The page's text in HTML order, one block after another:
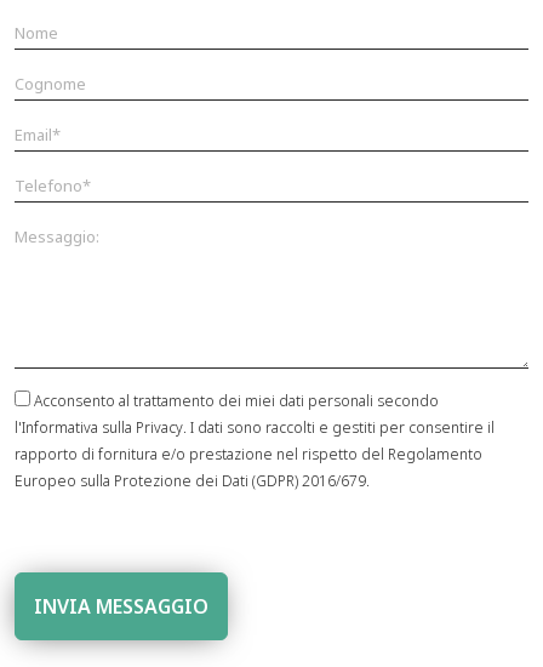
Acconsento al trattamento dei miei dati personali secondo
l'Informativa sulla Privacy. I dati sono raccolti e gestiti per consentire il
rapporto di fornitura e/o prestazione nel rispetto del Regolamento
Europeo sulla Protezione dei Dati (GDPR) 2016/679.